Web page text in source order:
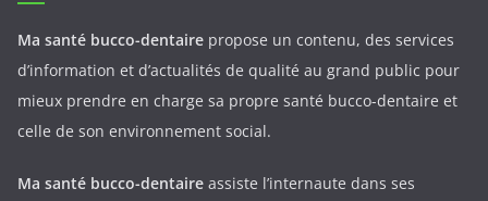
Ma santé bucco-dentaire propose un contenu, des services
d’information et d’actualités de qualité au grand public pour
mieux prendre en charge sa propre santé bucco-dentaire et
celle de son environnement social.
Ma santé bucco-dentaire assiste l’internaute dans ses